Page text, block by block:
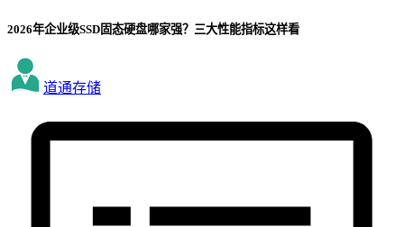
2026年企业级SSD固态硬盘哪家强？三大性能指标这样看
道通存储